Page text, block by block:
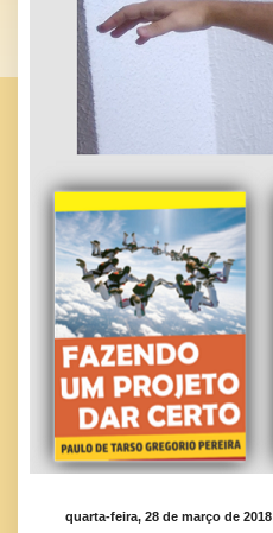
quarta-feira, 28 de março de 2018